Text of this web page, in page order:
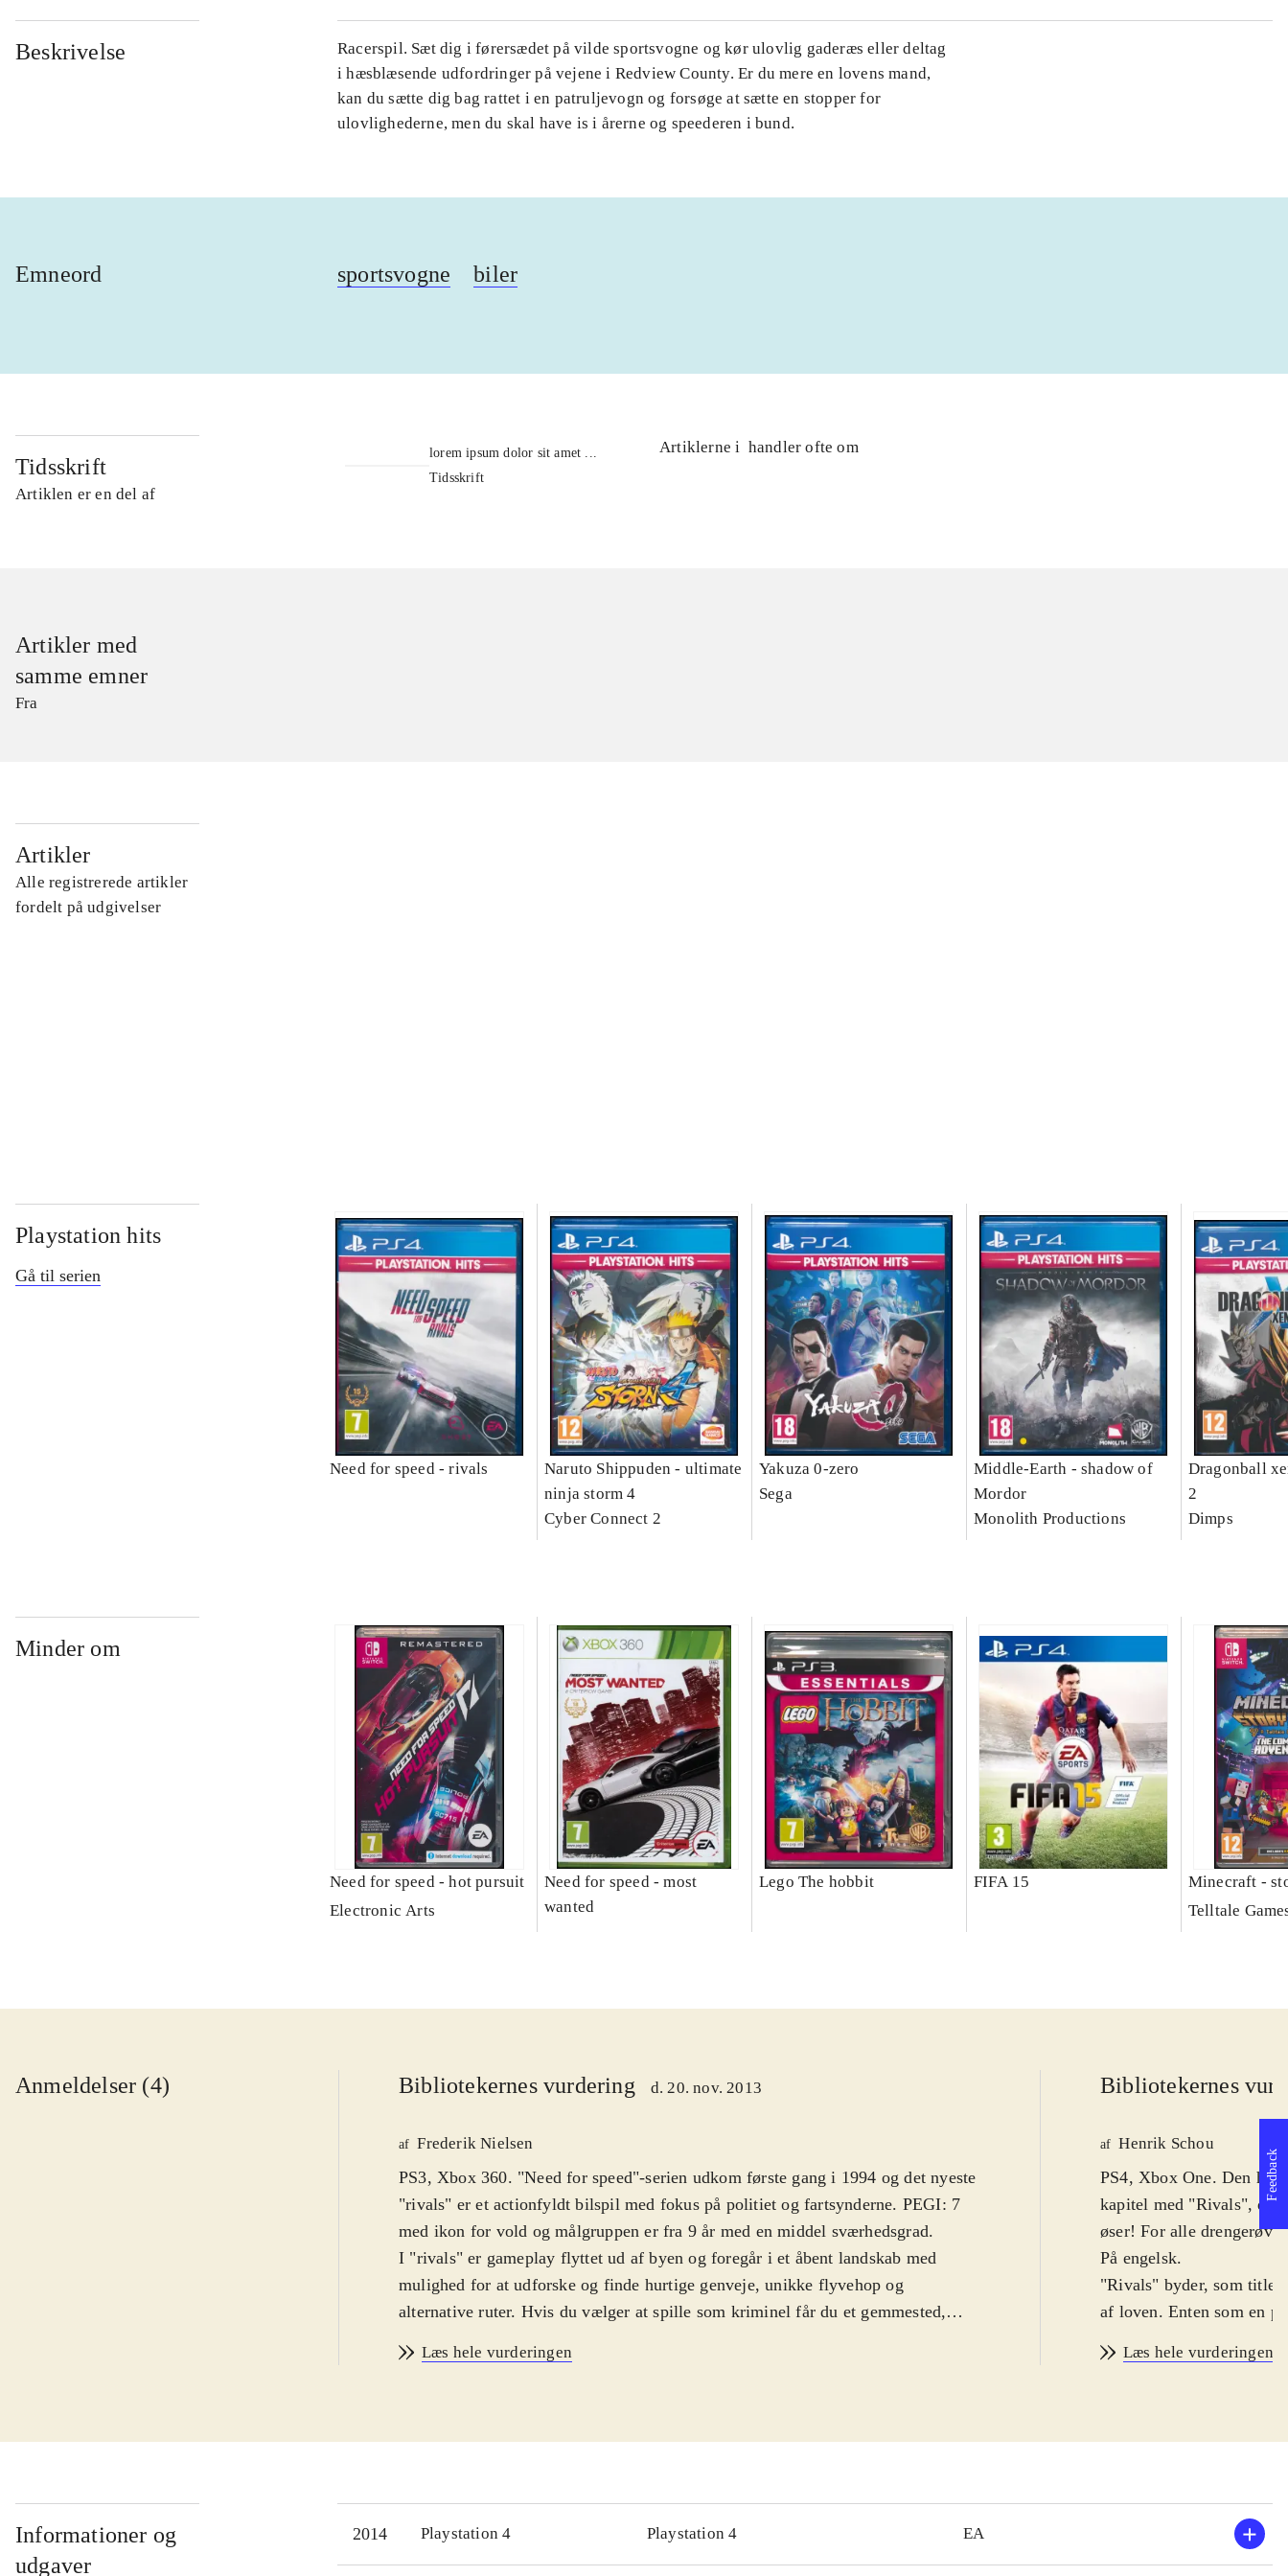
Beskrivelse
Racerspil. Sæt dig i førersædet på vilde sportsvogne og kør ulovlig gaderæs eller deltag
i hæsblæsende udfordringer på vejene i Redview County. Er du mere en lovens mand,
kan du sætte dig bag rattet i en patruljevogn og forsøge at sætte en stopper for
ulovlighederne, men du skal have is i årerne og speederen i bund.
Emneord sportsvogne biler
Tidsskrift
Artiklen er en del af
lorem ipsum dolor sit amet ...
Tidsskrift
Artiklerne i handler ofte om
Artikler med
samme emner
Fra
Artikler
Alle registrerede artikler
fordelt på udgivelser
Playstation hits
Gå til serien
Need for speed - rivals
Naruto Shippuden - ultimate
ninja storm 4
Cyber Connect 2
Yakuza 0-zero
Sega
Middle-Earth - shadow of
Mordor
Monolith Productions
Dragonball
2
Dimps
Minder om
Need for speed - hot pursuit
Electronic Arts
Need for speed - most
wanted
Lego The hobbit FIFA 15
Minecraft -
Telltale
Anmeldelser (4) Bibliotekernes vurdering d. 20. nov. 2013
af Frederik Nielsen
PS3, Xbox 360. "Need for speed"-serien udkom første gang i 1994 og det nyeste
"rivals" er et actionfyldt bilspil med fokus på politiet og fartsynderne. PEGI: 7
med ikon for vold og målgruppen er fra 9 år med en middel sværhedsgrad.
I "rivals" er gameplay flyttet ud af byen og foregår i et åbent landskab med
mulighed for at udforske og finde hurtige genveje, unikke flyvehop og
alternative ruter. Hvis du vælger at spille som kriminel får du et gemmested,
forskellige udfordringer for hele tiden af få flere point som bruges til at åbne op
konstant balancegang hvor du bliver straffet for at være grådig og belønnet hvis
stoppe de kriminelle og hvis det lykkes får du deres point som belønning.
Bilerne kan tunes og gøres bedre men muligheden for at personliggøre bilerne er
Læs hele vurderingen
Bibliotekernes
af Henrik Schou
PS4, Xbox One. Den
kapitel med "Rivals", der
øser! For alle
På engelsk.
"Rivals" byder, som
af loven. Enten som en
veje at køre racerløb på.
missioner, opgaver og
mellem single- og
flotte og for første gang
"Rivals" bygger videre
Læs hele vurderingen
Informationer og
udgaver
2014 Playstation 4 Playstation 4 EA
Feedback